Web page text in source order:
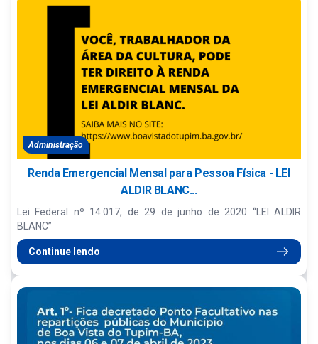
Administração
Renda Emergencial Mensal para Pessoa Física - LEI
ALDIR BLANC...
Lei Federal nº 14.017, de 29 de junho de 2020 “LEI ALDIR
BLANC”
Continue lendo